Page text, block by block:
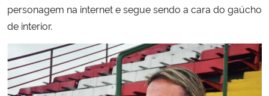
personagem na internet e segue sendo a cara do gaúcho
de interior.